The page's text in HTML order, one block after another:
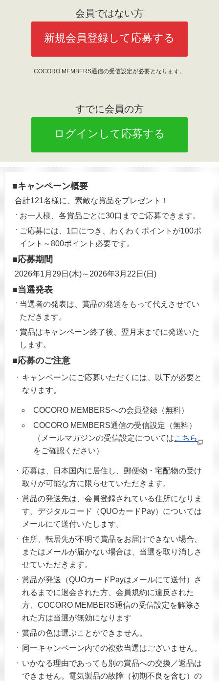
会員ではない方
新規会員登録して応募する
COCORO MEMBERS通信の受信設定が必要となります。
すでに会員の方
ログインして応募する
■キャンペーン概要
合計121名様に、素敵な賞品をプレゼント！
お一人様、各賞品ごとに30口までご応募できます。
ご応募には、1口につき、わくわくポイントが100ポ
イント～800ポイント必要です。
■応募期間
2026年1月29日(木)～2026年3月22日(日)
■当選発表
当選者の発表は、賞品の発送をもって代えさせてい
ただきます。
賞品はキャンペーン終了後、翌月末までに発送いた
します。
■応募のご注意
キャンペーンにご応募いただくには、以下が必要と
なります。
COCORO MEMBERSへの会員登録（無料）
COCORO MEMBERS通信の受信設定（無料）
（メールマガジンの受信設定についてはこちら
をご確認ください）
応募は、日本国内に居住し、郵便物・宅配物の受け
取りが可能な方に限らせていただきます。
賞品の発送先は、会員登録されている住所になりま
す。デジタルコード（QUOカードPay）については
メールにて送付いたします。
住所、転居先が不明で賞品をお届けできない場合、
またはメールが届かない場合は、当選を取り消しさ
せていただきます。
賞品が発送（QUOカードPayはメールにて送付）さ
れるまでに退会された方、会員規約に違反された
方、COCORO MEMBERS通信の受信設定を解除さ
れた方は当選が無効になります
賞品の色は選ぶことができません。
同一キャンペーン内での複数当選はございません。
いかなる理由であっても別の賞品への交換／返品は
できません。電気製品の故障（初期不良を含む）の